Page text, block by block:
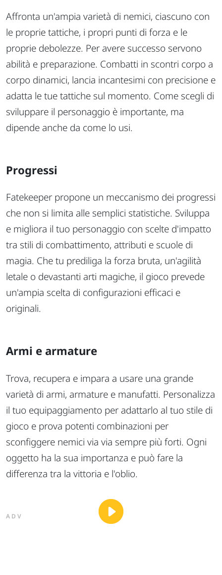
Affronta un'ampia varietà di nemici, ciascuno con
le proprie tattiche, i propri punti di forza e le
proprie debolezze. Per avere successo servono
abilità e preparazione. Combatti in scontri corpo a
corpo dinamici, lancia incantesimi con precisione e
adatta le tue tattiche sul momento. Come scegli di
sviluppare il personaggio è importante, ma
dipende anche da come lo usi.
Progressi
Fatekeeper propone un meccanismo dei progressi
che non si limita alle semplici statistiche. Sviluppa
e migliora il tuo personaggio con scelte d'impatto
tra stili di combattimento, attributi e scuole di
magia. Che tu prediliga la forza bruta, un'agilità
letale o devastanti arti magiche, il gioco prevede
un'ampia scelta di configurazioni efficaci e
originali.
Armi e armature
Trova, recupera e impara a usare una grande
varietà di armi, armature e manufatti. Personalizza
il tuo equipaggiamento per adattarlo al tuo stile di
gioco e prova potenti combinazioni per
sconfiggere nemici via via sempre più forti. Ogni
oggetto ha la sua importanza e può fare la
differenza tra la vittoria e l'oblio.
ADV